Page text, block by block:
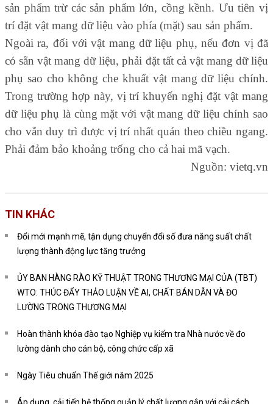
sản phẩm trừ các sản phẩm lớn, cồng kềnh. Ưu tiên vị
trí đặt vật mang dữ liệu vào phía (mặt) sau sản phẩm.
Ngoài ra, đối với vật mang dữ liệu phụ, nếu đơn vị đã
có sẵn vật mang dữ liệu, phải đặt tất cả vật mang dữ liệu
phụ sao cho không che khuất vật mang dữ liệu chính.
Trong trường hợp này, vị trí khuyến nghị đặt vật mang
dữ liệu phụ là cùng mặt với vật mang dữ liệu chính sao
cho vẫn duy trì được vị trí nhất quán theo chiều ngang.
Phải đảm bảo khoảng trống cho cả hai mã vạch.
Nguồn: vietq.vn
TIN KHÁC
Đổi mới mạnh mẽ, tận dụng chuyển đổi số đưa năng suất chất
lượng thành động lực tăng trưởng
ỦY BAN HÀNG RÀO KỸ THUẬT TRONG THƯƠNG MẠI CỦA (TBT)
WTO: THÚC ĐẨY THẢO LUẬN VỀ AI, CHẤT BÁN DẪN VÀ ĐO
LƯỜNG TRONG THƯƠNG MẠI
Hoàn thành khóa đào tạo Nghiệp vụ kiểm tra Nhà nước về đo
lường dành cho cán bộ, công chức cấp xã
Ngày Tiêu chuẩn Thế giới năm 2025
Áp dụng, cải tiến hệ thống quản lý chất lượng gắn với cải cách